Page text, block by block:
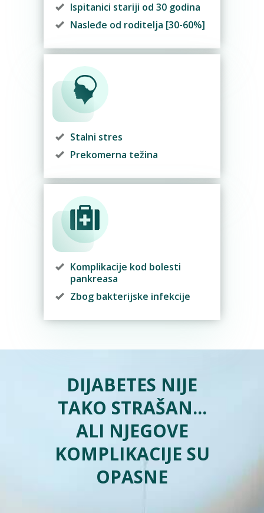
Ispitanici stariji od 30 godina
Nasleđe od roditelja [30-60%]
Stalni stres
Prekomerna težina
Komplikacije kod bolesti
pankreasa
Zbog bakterijske infekcije
DIJABETES NIJE
TAKO STRAŠAN...
ALI NJEGOVE
KOMPLIKACIJE SU
OPASNE